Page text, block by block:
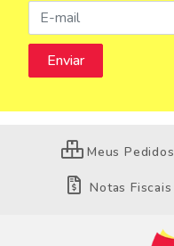
Meus Pedidos
Notas Fiscais